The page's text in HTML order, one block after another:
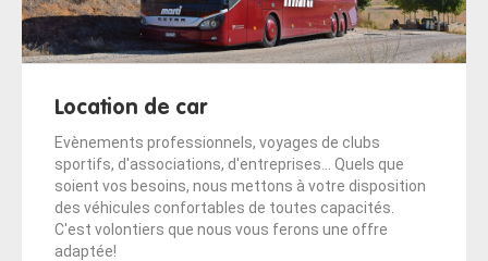
Location de car
Evènements professionnels, voyages de clubs
sportifs, d'associations, d'entreprises... Quels que
soient vos besoins, nous mettons à votre disposition
des véhicules confortables de toutes capacités.
C'est volontiers que nous vous ferons une offre
adaptée!